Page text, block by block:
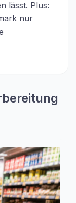
lässt. Plus:
nur